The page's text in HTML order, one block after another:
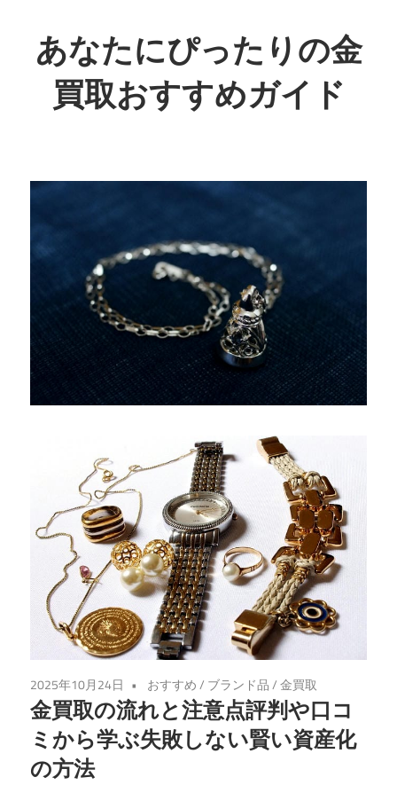
ン
テ
キ
プ
あなたにぴったりの金
買取おすすめガイド
お
に！
あ
に
最
な
先
見
つ
け
手
助
け
を
2025年10月24日 おすすめ/ ブランド品/金買取
金買取の流れと注意点評判や口コ
ミから学ぶ失敗しない賢い資産化
の方法